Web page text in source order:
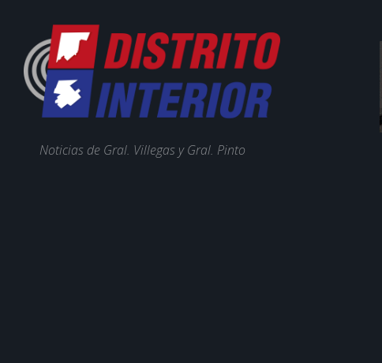
Noticias de Gral. Villegas y Gral. Pinto